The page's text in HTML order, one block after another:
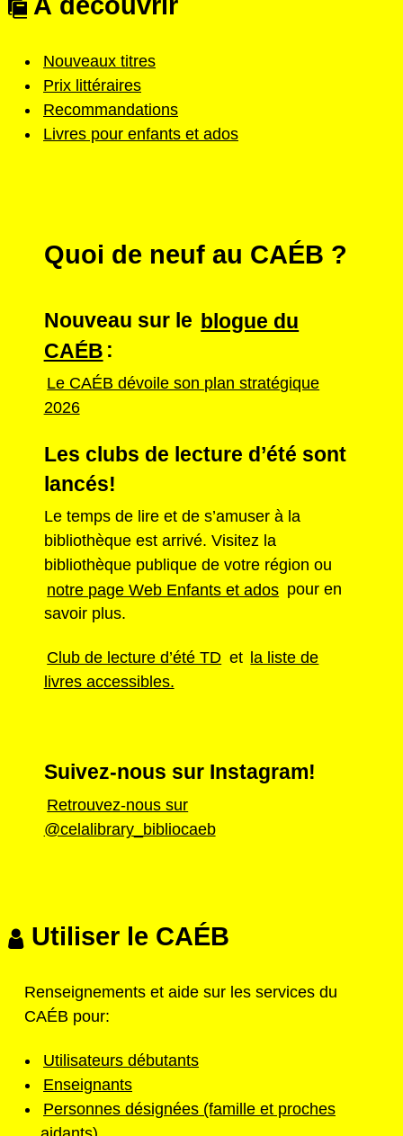
Nouveaux titres
Prix littéraires
Recommandations
Livres pour enfants et ados
Quoi de neuf au CAÉB ?
Nouveau sur le blogue du
CAÉB :
Le CAÉB dévoile son plan stratégique
2026
Les clubs de lecture d’été sont
lancés!
Le temps de lire et de s’amuser à la
bibliothèque est arrivé. Visitez la
bibliothèque publique de votre région ou
notre page Web Enfants et ados pour en
savoir plus.
Club de lecture d’été TD et la liste de
livres accessibles.
Suivez-nous sur Instagram!
Retrouvez-nous sur
@celalibrary_bibliocaeb
Utiliser le CAÉB
Renseignements et aide sur les services du
CAÉB pour:
Utilisateurs débutants
Enseignants
Personnes désignées (famille et proches